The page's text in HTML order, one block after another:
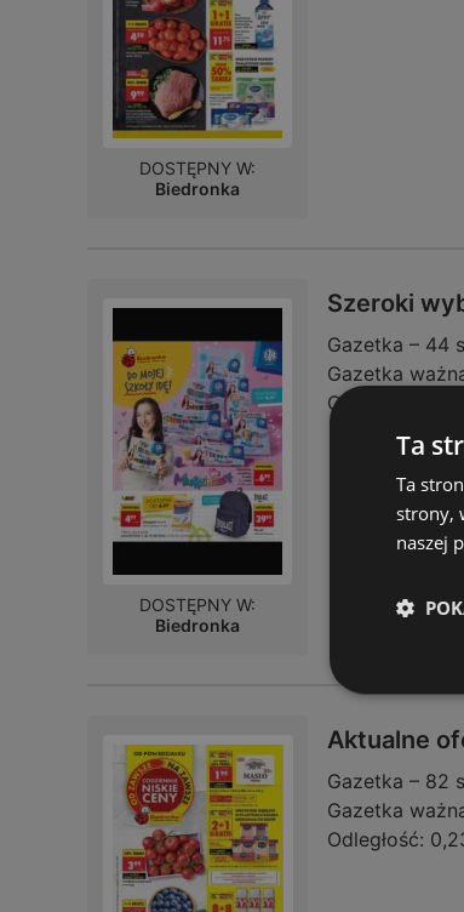
DOSTĘPNY W:
Biedronka
Szeroki
Gazetka – 44
Gazetka
Odległość:
DOSTĘPNY W:
Biedronka
Aktualne
Gazetka – 82
Gazetka
Odległość:
Ta
Ta
strony,
naszej